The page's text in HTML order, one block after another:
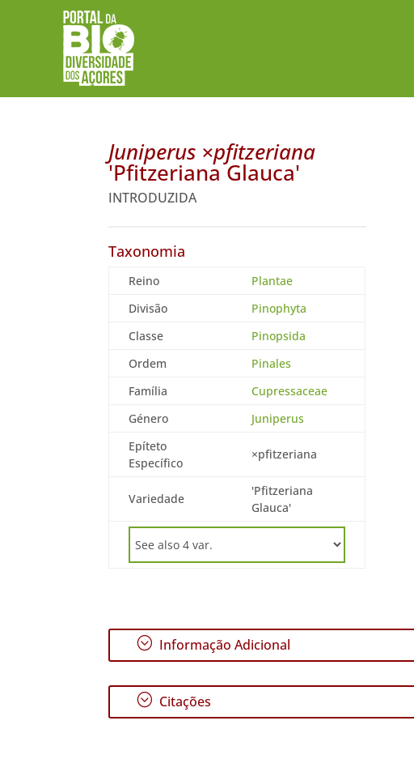
Juniperus ×pfitzeriana
'Pfitzeriana Glauca'
INTRODUZIDA
Taxonomia
Reino
Plantae
Divisão
Pinophyta
Classe
Pinopsida
Ordem
Pinales
Família
Cupressaceae
Género
Juniperus
Epíteto
Específico
×pfitzeriana
Variedade
'Pfitzeriana
Glauca'
; Informação Adicional
; Citações